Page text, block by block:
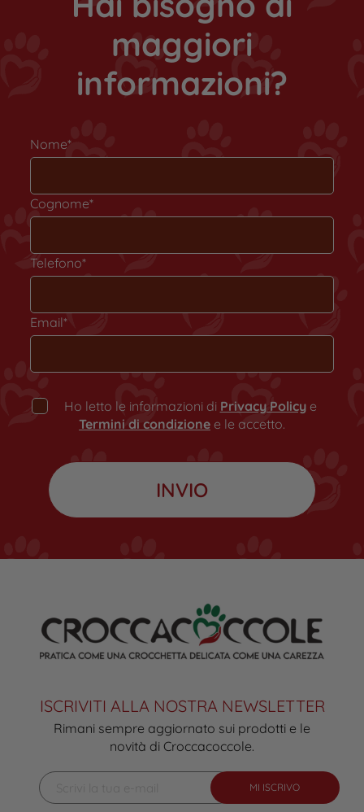
maggiori
informazioni?
Nome*
Cognome*
Telefono*
Email*
Ho letto le informazioni di Privacy Policye
Termini di condizione e le accetto.
ISCRIVITI ALLA NOSTRA NEWSLETTER
Rimani sempre aggiornato sui prodotti e le
novità di Croccacoccole.
MI ISCRIVO